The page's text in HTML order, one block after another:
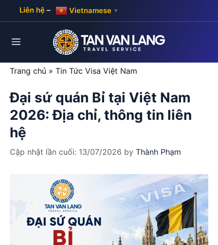
Liên hệ – Vietnamese ▼
Menu
Trang chủ » Tin Tức Visa Việt Nam
Đại sứ quán Bỉ tại Việt Nam
2026: Địa chỉ, thông tin liên
hệ
Cập nhật lần cuối: 13/07/2026 by Thành Phạm